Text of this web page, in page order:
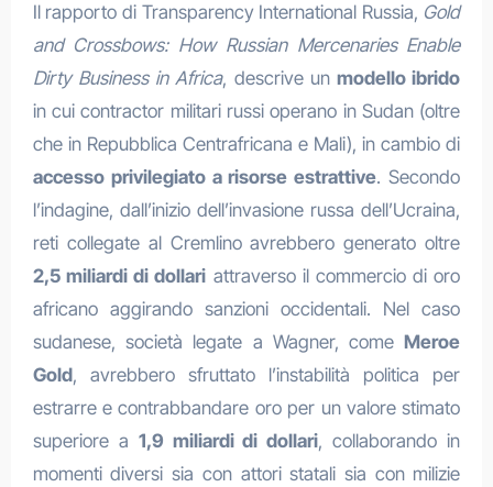
Il rapporto di Transparency International Russia, Gold
and Crossbows: How Russian Mercenaries Enable
Dirty Business in Africa, descrive unmodello ibrido
in cui contractor militari russi operano in Sudan (oltre
che in Repubblica Centrafricana e Mali), in cambio di
accesso privilegiato a risorse estrattive. Secondo
l’indagine, dall’inizio dell’invasione russa dell’Ucraina,
reti collegate al Cremlino avrebbero generato oltre
2,5 miliardi di dollari attraverso il commercio di oro
africano aggirando sanzioni occidentali. Nel caso
sudanese, società legate a Wagner, come Meroe
Gold, avrebbero sfruttato l’instabilità politica per
estrarre e contrabbandare oro per un valore stimato
superiore a 1,9 miliardi di dollari, collaborando in
momenti diversi sia con attori statali sia con milizie